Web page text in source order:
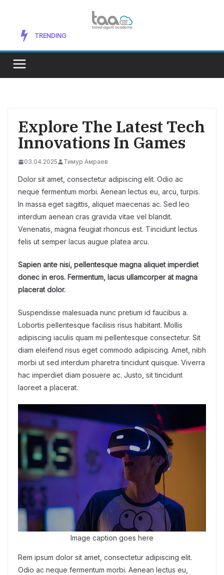
содержимому
TRENDING
Explore The Latest Tech
Innovations In Games
03.04.2025 Тимур Амраев
Dolor sit amet, consectetur adipiscing elit. Odio ac
neque fermentum morbi. Aenean lectus eu, arcu, turpis.
In massa eget sagittis, aliquet maecenas ac. Sed leo
interdum aenean cras gravida vitae vel blandit.
Venenatis, magna feugiat rhoncus est. Tincidunt lectus
felis ut semper lacus augue platea arcu.
Sapien ante nisi, pellentesque magna aliquet imperdiet
donec in eros. Fermentum, lacus ullamcorper at magna
placerat dolor.
Suspendisse malesuada nunc pretium id faucibus a.
Lobortis pellentesque facilisis risus habitant. Mollis
adipiscing iaculis quam mi pellentesque consectetur. Sit
diam eleifend risus eget commodo adipiscing. Amet, nibh
morbi ut sed interdum pharetra tincidunt quisque. Viverra
hac imperdiet diam posuere ac. Justo, sit tincidunt
laoreet a placerat.
Image caption goes here
Rem ipsum dolor sit amet, consectetur adipiscing elit.
Odio ac neque fermentum morbi. Aenean lectus eu,